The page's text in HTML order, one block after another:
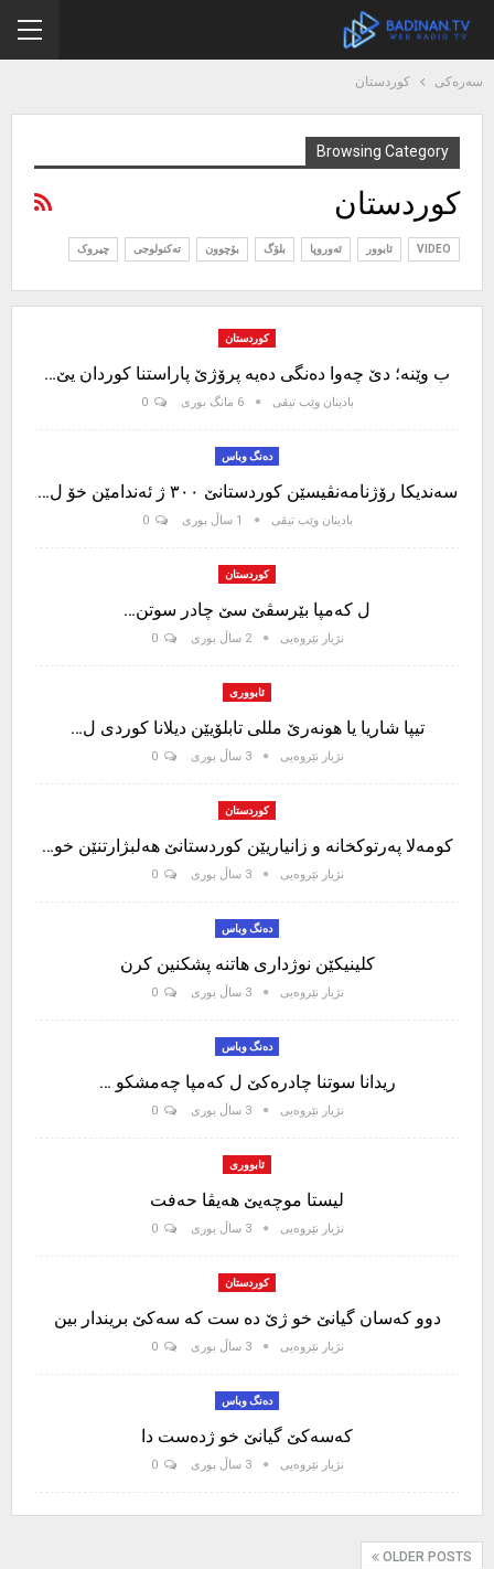
سەرەکی کوردستان
Browsing Category
کوردستان
VIDEO ئابوور ئەوروپا بلۆگ بۆچوون تەکنولوجی چیروک
کوردستان
ب وێنە؛ دێ چەوا دەنگی دەیە پرۆژێ پاراستنا کوردان یێ…
بادینان وێب تیڤی 0
دەنگ وباس
سەندیکا رۆژنامەنڤیسێن کوردستانێ ٣٠٠ ژ ئەندامێن خۆ ل…
بادینان وێب تیڤی 0
کوردستان
ل کەمپا بێرسڤێ سێ چادر سوتن…
نژیار نێروەیی 0
ئابووری
تیپا شاریا یا هونەرێ مللی تابلۆیێن دیلانا کوردی ل…
نژیار نێروەیی 0
کوردستان
کومەلا پەرتوکخانە و زانیاریێن کوردستانێ هەلبژارتنێن خو…
نژیار نێروەیی 0
دەنگ وباس
کلینیکێن نوژداری هاتنە پشکنین کرن
نژیار نێروەیی 0
دەنگ وباس
ریدانا سوتنا چادرەکێ ل کەمپا چەمشکو …
نژیار نێروەیی 0
ئابووری
لیستا موچەیێ هەیڤا حەفت
نژیار نێروەیی 0
کوردستان
دوو کەسان گیانێ خو ژێ دە ست کە سەکێ بریندار بین
نژیار نێروەیی 0
دەنگ وباس
كەسەكێ گیانێ خو ژدەست دا
نژیار نێروەیی 0
OLDER POSTS